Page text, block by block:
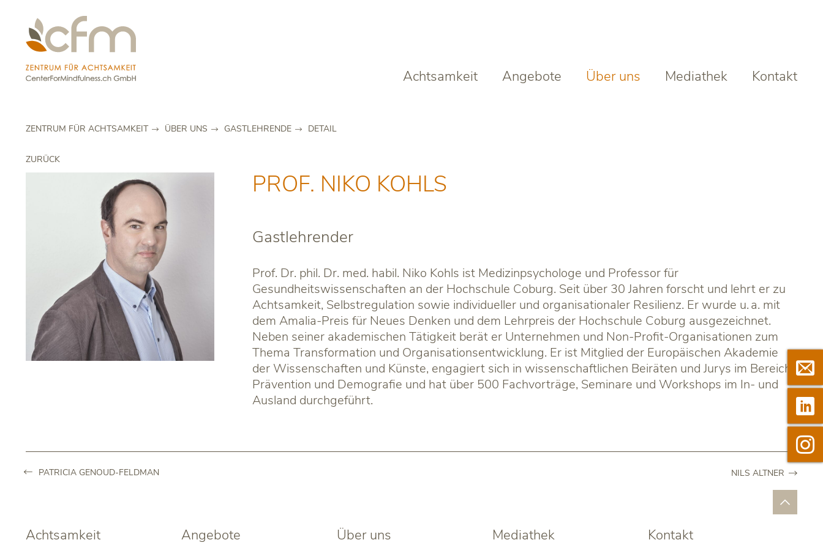
Achtsamkeit Angebote Über uns Mediathek Kontakt
ZENTRUM FÜR ACHTSAMKEIT ÜBER UNS GASTLEHRENDE DETAIL
ZURÜCK
PROF. NIKO KOHLS
Gastlehrender
Prof. Dr. phil. Dr. med. habil. Niko Kohls ist Medizinpsychologe und Professor für
Gesundheitswissenschaften an der Hochschule Coburg. Seit über 30 Jahren forscht und lehrt er zu
Achtsamkeit, Selbstregulation sowie individueller und organisationaler Resilienz. Er wurde u. a. mit
dem Amalia-Preis für Neues Denken und dem Lehrpreis der Hochschule Coburg ausgezeichnet.
Neben seiner akademischen Tätigkeit berät er Unternehmen und Non-Profit-Organisationen zum
Thema Transformation und Organisationsentwicklung. Er ist Mitglied der Europäischen Akademie
der Wissenschaften und Künste, engagiert sich in wissenschaftlichen Beiräten und Jurys im Bereich
Prävention und Demografie und hat über 500 Fachvorträge, Seminare und Workshops im In- und
Ausland durchgeführt.
PATRICIA GENOUD-FELDMAN NILS ALTNER
Achtsamkeit Angebote Über uns Mediathek Kontakt


